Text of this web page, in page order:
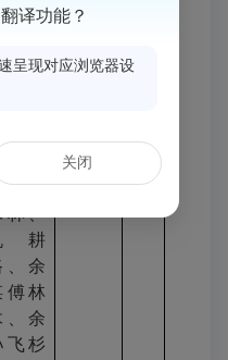
：浮
组集
：余
强杉
林、
耕
、余
傅林
、余
飞杉
林
译功能？
呈现对应浏览器设
关闭